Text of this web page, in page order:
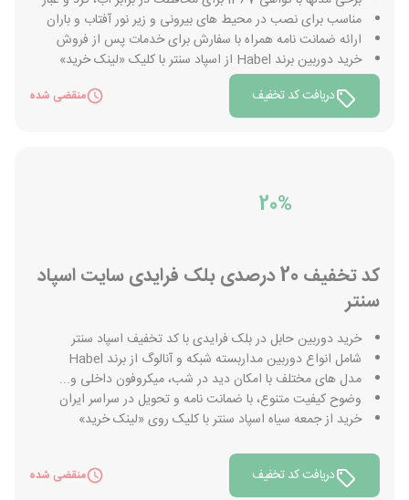
مناسب برای نصب در محیط های بیرونی و زیر نور آفتاب و باران
ارائه ضمانت نامه همراه با سفارش برای خدمات پس از فروش
خرید دوربین برند Habel از اسپاد سنتر با کلیک «لینک خرید»
دریافت کد تخفیف
منقضی شده
20%
کد تخفیف 20 درصدی بلک فرایدی سایت اسپاد
سنتر
خرید دوربین حابل در بلک فرایدی با کد تخفیف اسپاد سنتر
شامل انواع دوربین مداربسته شبکه و آنالوگ از برند Habel
مدل های مختلف با امکان دید در شب، میکروفون داخلی و...
وضوح کیفیت متنوع، با ضمانت نامه و تحویل در سراسر ایران
خرید از جمعه سیاه اسپاد سنتر با کلیک روی «لینک خرید»
دریافت کد تخفیف منقضی شده